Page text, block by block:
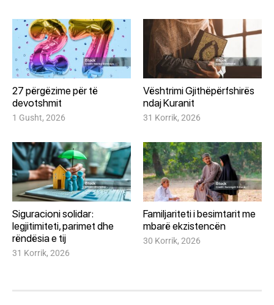
27 përgëzime për të
devotshmit
1 Gusht, 2026
Vështrimi Gjithëpërfshirës
ndaj Kuranit
31 Korrik, 2026
Siguracioni solidar:
legjitimiteti, parimet dhe
rëndësia e tij
31 Korrik, 2026
Familjariteti i besimtarit me
mbarë ekzistencën
30 Korrik, 2026